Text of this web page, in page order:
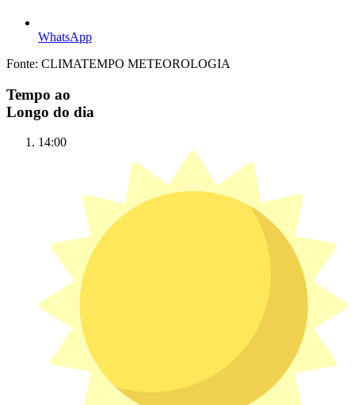
WhatsApp
Fonte: CLIMATEMPO METEOROLOGIA
Tempo ao
Longo do dia
14:00